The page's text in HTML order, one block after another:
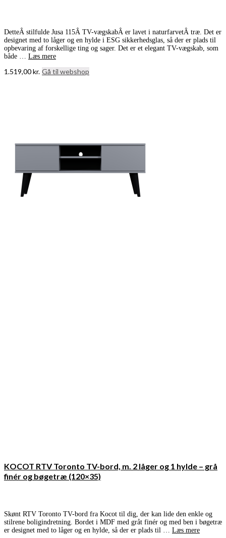
DetteÂ stilfulde Jusa 115Â TV-vægskabÂ er lavet i naturfarvetÂ træ. Det er
designet med to låger og en hylde i ESG sikkerhedsglas, så der er plads til
opbevaring af forskellige ting og sager. Det er et elegant TV-vægskab, som
både … Læs mere
1.519,00kr. Gå til webshop
KOCOT RTV Toronto TV-bord, m. 2 låger og 1 hylde – grå
finér og bøgetræ (120×35)
Skønt RTV Toronto TV-bord fra Kocot til dig, der kan lide den enkle og
stilrene boligindretning. Bordet i MDF med gråt finér og med ben i bøgetræ
er designet med to låger og en hylde, så der er plads til … Læs mere